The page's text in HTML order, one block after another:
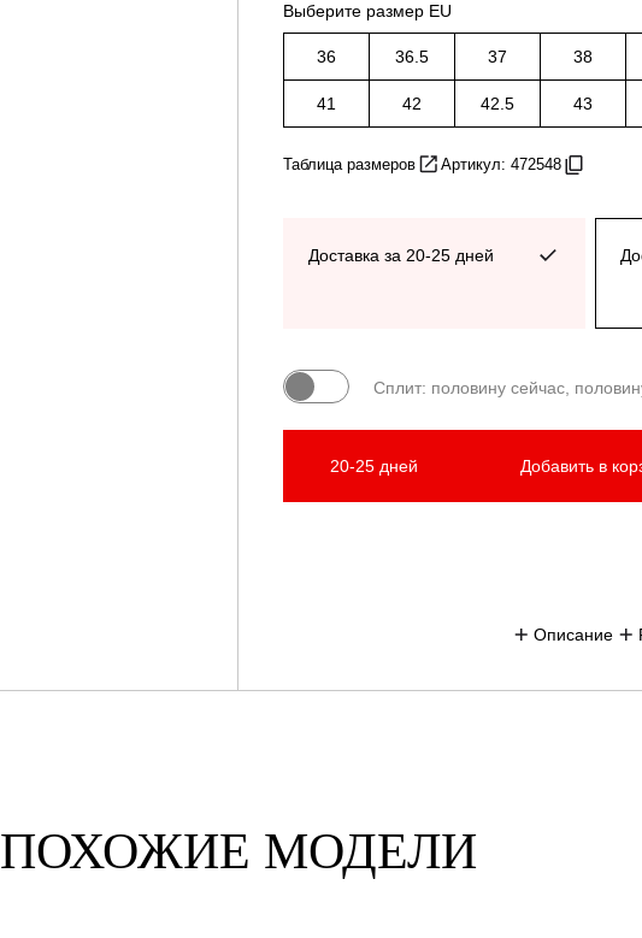
Выберите размер EU
36 36.5 37 38
41 42 42.5 43
Таблица размеров Артикул: 472548
Доставка за 20-25 дней
Сплит: половину сейчас,
20-25 дней Добавить в
Описание
ПОХОЖИЕ МОДЕЛИ